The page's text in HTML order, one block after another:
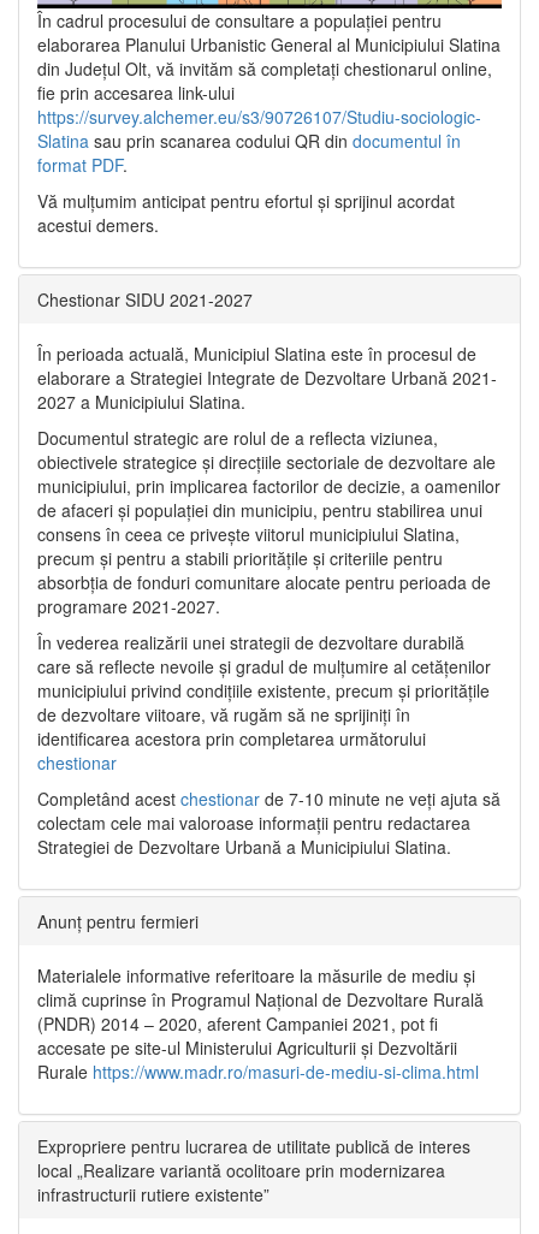
În cadrul procesului de consultare a populaţiei pentru
elaborarea Planului Urbanistic General al Municipiului Slatina
din Județul Olt, vă invităm să completați chestionarul online,
fie prin accesarea link-ului
https://survey.alchemer.eu/s3/90726107/Studiu-sociologic-
Slatina sau prin scanarea codului QR din documentul în
format PDF.
Vă mulţumim anticipat pentru efortul şi sprijinul acordat
acestui demers.
Chestionar SIDU 2021-2027
În perioada actuală, Municipiul Slatina este în procesul de
elaborare a Strategiei Integrate de Dezvoltare Urbană 2021‐
2027 a Municipiului Slatina.
Documentul strategic are rolul de a reflecta viziunea,
obiectivele strategice și direcțiile sectoriale de dezvoltare ale
municipiului, prin implicarea factorilor de decizie, a oamenilor
de afaceri și populației din municipiu, pentru stabilirea unui
consens în ceea ce privește viitorul municipiului Slatina,
precum și pentru a stabili prioritățile și criteriile pentru
absorbția de fonduri comunitare alocate pentru perioada de
programare 2021-2027.
În vederea realizării unei strategii de dezvoltare durabilă
care să reflecte nevoile și gradul de mulțumire al cetățenilor
municipiului privind condițiile existente, precum și prioritățile
de dezvoltare viitoare, vă rugăm să ne sprijiniți în
identificarea acestora prin completarea următorului
chestionar
Completând acest chestionar de 7-10 minute ne veți ajuta să
colectam cele mai valoroase informații pentru redactarea
Strategiei de Dezvoltare Urbană a Municipiului Slatina.
Anunț pentru fermieri
Materialele informative referitoare la măsurile de mediu și
climă cuprinse în Programul Național de Dezvoltare Rurală
(PNDR) 2014 – 2020, aferent Campaniei 2021, pot fi
accesate pe site-ul Ministerului Agriculturii și Dezvoltării
Rurale https://www.madr.ro/masuri-de-mediu-si-clima.html
Expropriere pentru lucrarea de utilitate publică de interes
local „Realizare variantă ocolitoare prin modernizarea
infrastructurii rutiere existente”